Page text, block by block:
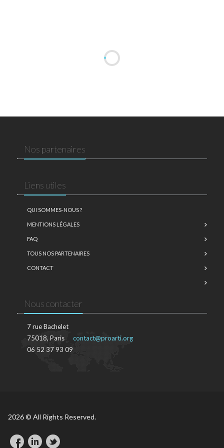
Nos partenaires
Liens utiles
QUI SOMMES-NOUS ?
MENTIONS LÉGALES
FAQ
TOUS NOS PARTENAIRES
CONTACT
Nous contacter
7 rue Bachelet
75018, Paris
06 52 37 93 09
contact@proarti.org
2026 © All Rights Reserved.